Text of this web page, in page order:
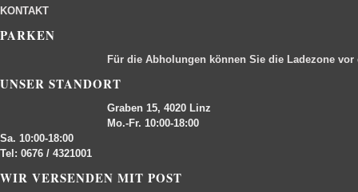
KONTAKT
PARKEN
Für die Abholungen können Sie die Ladezone
UNSER STANDORT
Graben 15, 4020 Linz
Mo.-Fr. 10:00-18:00
Sa. 10:00-18:00
Tel: 0676 / 4321001
WIR VERSENDEN MIT POST